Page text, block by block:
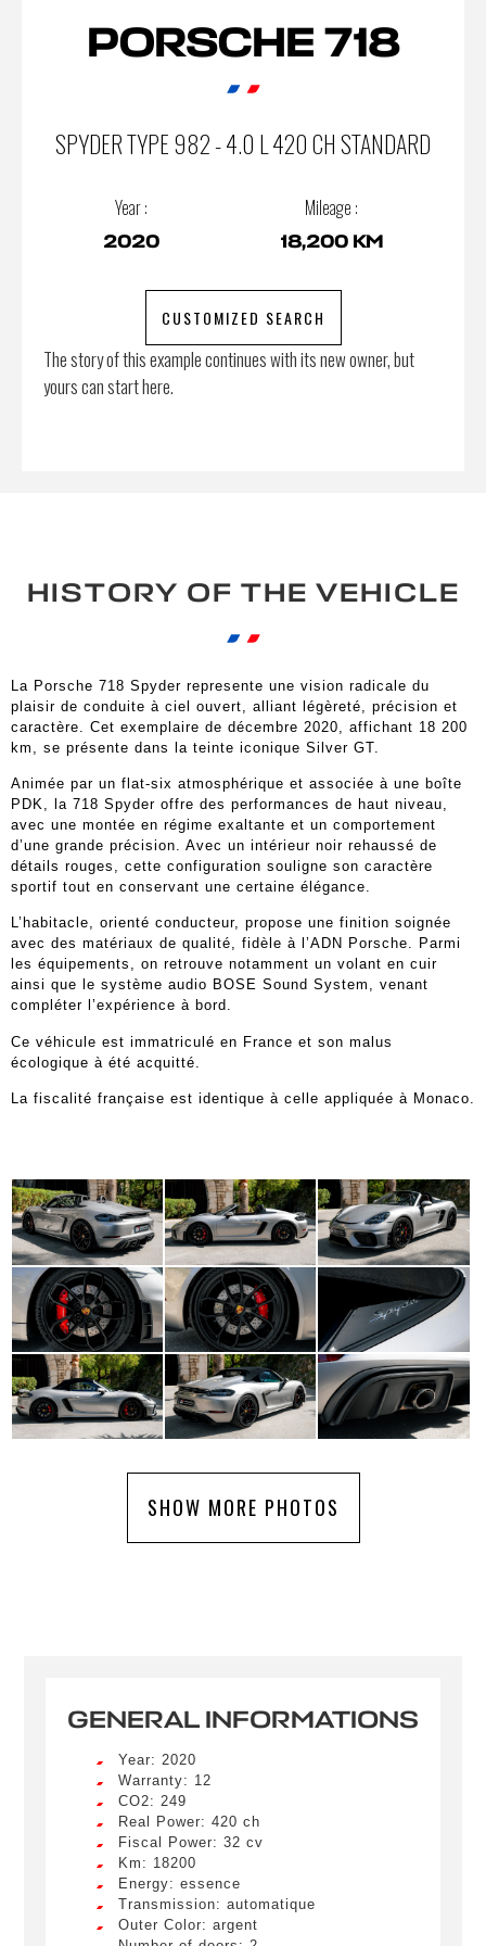
PORSCHE 718
SPYDER TYPE 982 - 4.0 L 420 CH STANDARD
Year :
2020
Mileage :
18,200 KM
CUSTOMIZED SEARCH
The story of this example continues with its new owner, but
yours can start here.
HISTORY OF THE VEHICLE
La Porsche 718 Spyder represente une vision radicale du
plaisir de conduite à ciel ouvert, alliant légèreté, précision et
caractère. Cet exemplaire de décembre 2020, affichant 18 200
km, se présente dans la teinte iconique Silver GT.
Animée par un flat-six atmosphérique et associée à une boîte
PDK, la 718 Spyder offre des performances de haut niveau,
avec une montée en régime exaltante et un comportement
d’une grande précision. Avec un intérieur noir rehaussé de
détails rouges, cette configuration souligne son caractère
sportif tout en conservant une certaine élégance.
L’habitacle, orienté conducteur, propose une finition soignée
avec des matériaux de qualité, fidèle à l’ADN Porsche. Parmi
les équipements, on retrouve notamment un volant en cuir
ainsi que le système audio BOSE Sound System, venant
compléter l’expérience à bord.
Ce véhicule est immatriculé en France et son malus
écologique à été acquitté.
La fiscalité française est identique à celle appliquée à Monaco.
SHOW MORE PHOTOS
GENERAL INFORMATIONS
Year: 2020
Warranty: 12
CO2: 249
Real Power: 420 ch
Fiscal Power: 32 cv
Km: 18200
Energy: essence
Transmission: automatique
Outer Color: argent